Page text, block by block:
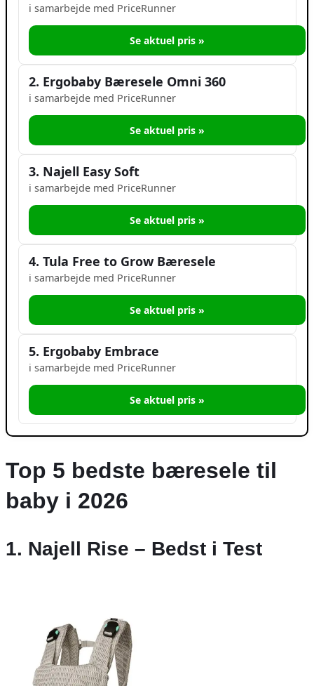
i samarbejde med PriceRunner
Se aktuel pris »
2. Ergobaby Bæresele Omni 360
i samarbejde med PriceRunner
Se aktuel pris »
3. Najell Easy Soft
i samarbejde med PriceRunner
Se aktuel pris »
4. Tula Free to Grow Bæresele
i samarbejde med PriceRunner
Se aktuel pris »
5. Ergobaby Embrace
i samarbejde med PriceRunner
Se aktuel pris »
Top 5 bedste bæresele til
baby i 2026
1. Najell Rise – Bedst i Test